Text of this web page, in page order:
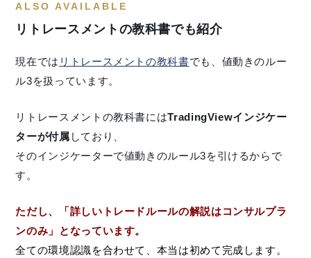
ALSO AVAILABLE
リトレースメントの教科書でも紹介
現在では リトレースメントの教科書でも、値動きのルー
ル3を扱っています。
リトレースメントの教科書にはTradingViewインジケー
ターが付属 しており、
そのインジケーターで値動きのルール3を引けるからで
す。
ただし、「詳しいトレードルールの解説はコンサルプラ
ンのみ」となっています。
全ての環境認識を合わせて、本当は初めて完成します。